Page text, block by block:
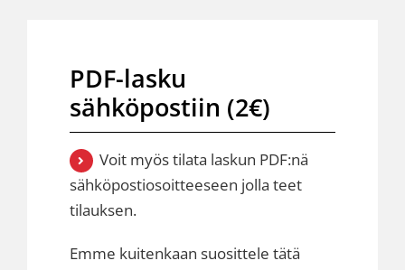
PDF-lasku
sähköpostiin (2€)
Voit myös tilata laskun PDF:nä
sähköpostiosoitteeseen jolla teet
tilauksen.
Emme kuitenkaan suosittele tätä